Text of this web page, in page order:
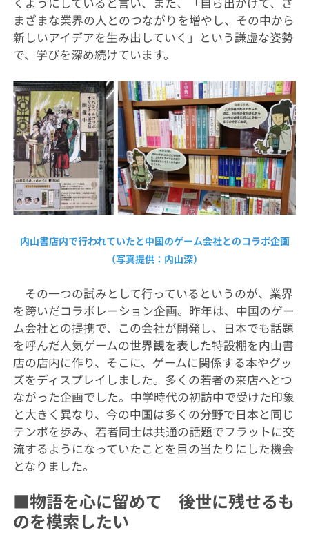
まざまな業界の人とのつながりを増やし、その中から
新しいアイデアを生み出していく」という謙虚な姿勢
で、学びを深め続けています。
内山書店内で行われていたと中国のゲーム会社とのコラボ企画
（写真提供：内山深）
その一つの試みとして行っているというのが、業界
を跨いだコラボレーション企画。昨年は、中国のゲー
ム会社との提携で、この会社が開発し、日本でも話題
を呼んだ人気ゲームの世界観を表した特設棚を内山書
店の店内に作り、そこに、ゲームに関係する本やグッ
ズをディスプレイしました。多くの若者の来店へとつ
ながった企画でした。中学時代の初訪中で受けた印象
と大きく異なり、今の中国は多くの分野で日本と同じ
テンポを歩み、若者同士は共通の話題でフラットに交
流するようになっていたことを目の当たりにした機会
となりました。
■物語を心に留めて 後世に残せるも
のを模索したい